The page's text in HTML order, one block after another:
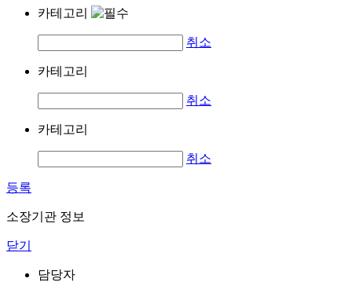
카테고리
취소
카테고리
취소
카테고리
취소
등록
소장기관 정보
닫기
담당자